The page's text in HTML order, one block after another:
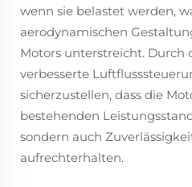
wenn sie belastet werden,
aerodynamischen
Motors unterstreicht. Durch
verbesserte
sicherzustellen, dass die
bestehenden
sondern auch
aufrechterhalten.